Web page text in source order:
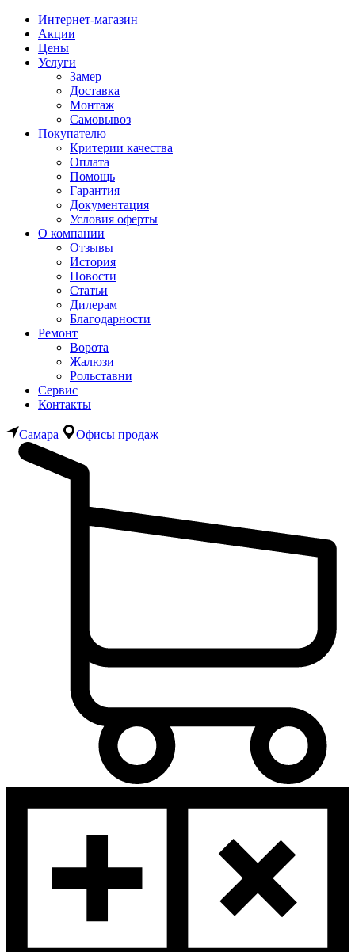
Интернет-магазин
Акции
Цены
Услуги
Замер
Доставка
Монтаж
Самовывоз
Покупателю
Критерии качества
Оплата
Помощь
Гарантия
Документация
Условия оферты
О компании
Отзывы
История
Новости
Статьи
Дилерам
Благодарности
Ремонт
Ворота
Жалюзи
Рольставни
Сервис
Контакты
Самара Офисы продаж